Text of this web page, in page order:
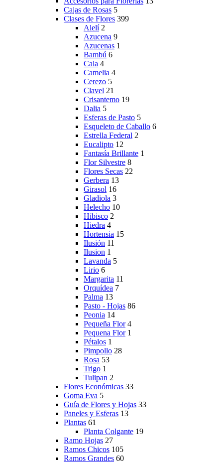
Cajas de Rosas 5
Clases de Flores 399
Alelí 2
Azucena 9
Azucenas 1
Bambú 6
Cala 4
Camelia 4
Cerezo 5
Clavel 21
Crisantemo 19
Dalia 5
Esferas de Pasto 5
Esqueleto de Caballo 6
Estrella Federal 2
Eucalipto 12
Fantasía Brillante 1
Flor Silvestre 8
Flores Secas 22
Gerbera 13
Girasol 16
Gladiola 3
Helecho 10
Hibisco 2
Hiedra 4
Hortensia 15
Ilusión 11
Ilusion 1
Lavanda 5
Lirio 6
Margarita 11
Orquídea 7
Palma 13
Pasto - Hojas 86
Peonia 14
Pequeña Flor 4
Pequena Flor 1
Pétalos 1
Pimpollo 28
Rosa 53
Trigo 1
Tulipan 2
Flores Económicas 33
Goma Eva 5
Guía de Flores y Hojas 33
Paneles y Esferas 13
Plantas 61
Planta Colgante 19
Ramo Hojas 27
Ramos Chicos 105
Ramos Grandes 60